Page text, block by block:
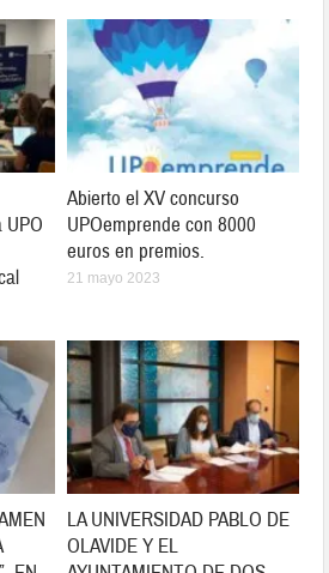
UPO
Abierto el XV concurso
UPOemprende con 8000
euros en premios.
21 mayo 2023
LA UNIVERSIDAD PABLO DE
OLAVIDE Y EL